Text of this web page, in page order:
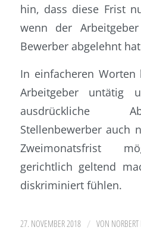
hin, dass diese Frist
wenn der
Bewerber abgelehnt
In einfacheren
Arbeitgeber untätig
ausdrückliche
Stellenbewerber auch
Zweimonatsfrist
gerichtlich geltend
diskriminiert fühlen.
27. NOVEMBER 2018 / VON